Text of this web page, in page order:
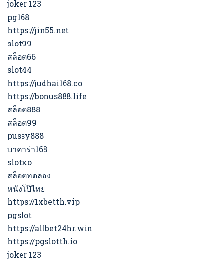
joker 123
pg168
https://jin55.net
slot99
สล็อต66
slot44
https://judhai168.co
https://bonus888.life
สล็อต888
สล็อต99
pussy888
บาคาร่า168
slotxo
สล็อตทดลอง
หนังโป๊ไทย
https://1xbetth.vip
pgslot
https://allbet24hr.win
https://pgslotth.io
joker 123